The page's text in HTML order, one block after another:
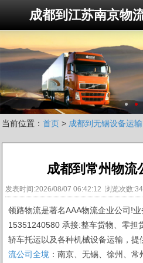
当前位置： 首页> 成都到无锡设备运输
成都到常州物流
发表时间:2026/08/07 06:42:12 浏览次数
领路物流是著名AAA物流企业公司!业
15351240580 承接:整车货物、零担
轿车托运以及各种机械设备运输，提
流公司全境 ：南京、无锡、徐州、